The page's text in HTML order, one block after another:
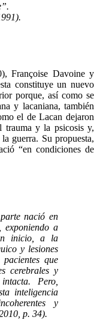
Françoise Davoine y
constituye un nuevo
porque, así como se
y lacaniana, también
el de Lacan dejaron
trauma y la psicosis y,
guerra. Su propuesta,
“en condiciones de
nació en
a
inicio, a la
y lesiones
que
cerebrales y
Pero,
inteligencia
y
p. 34).